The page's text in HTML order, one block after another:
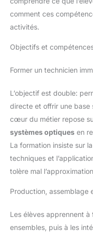
comment ces
activités.
Objectifs et
Former un technicien
L’objectif est double:
directe et offrir une base
cœur du métier repose
systèmes optiques en
La formation insiste sur
techniques et
tolère mal
Production, assemblage
Les élèves apprennent
ensembles, puis à les